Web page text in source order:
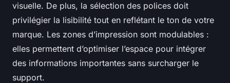
visuelle. De plus, la sélection des polices doit
privilégier la lisibilité tout en reflétant le ton de votre
marque. Les zones d’impression sont modulables :
elles permettent d’optimiser l’espace pour intégrer
des informations importantes sans surcharger le
support.